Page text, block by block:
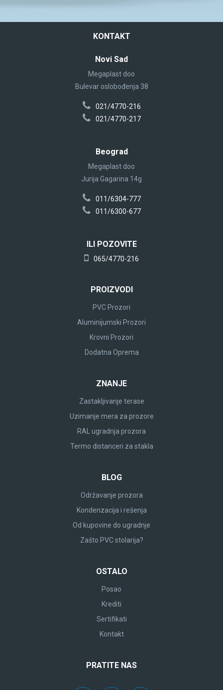
KONTAKT
Novi Sad
Megaplast doo
Bulevar oslobođenja 38
021/4770-216
021/4770-217
Beograd
Megaplast doo
Jurija Gagarina 14g
011/6304-777
011/6300-677
ILI POZOVITE
065/4770-216
PROIZVODI
PVC Prozori
Aluminijumski Prozori
Krovni Prozori
Dodatna Oprema
ZNANJE
Zastakljivanje terase
Uzimanje mera za prozore
RAL ugradnja prozora
Termo distanceri za stakla
BLOG
Održavanje prozora
Kondenzacija i rešenja
Od kupovine do ugradnje
Zašto PVC stolarija?
OSTALO
Posao
Krediti
Sertifikati
Kontakt
PRATITE NAS